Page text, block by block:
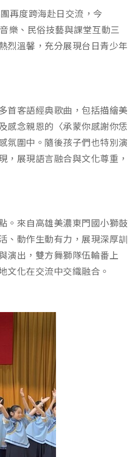
再度跨海赴日交流，今
樂、民俗技藝與課堂互動三
烈溫馨，充分展現台日青少年
首客語經典歌曲，包括描繪美
感念親恩的〈承蒙你感謝你恁
氛圍中。隨後孩子們也特別演
，展現語言融合與文化尊重，
。來自高雄美濃東門國小獅鼓
、動作生動有力，展現深厚訓
演出，雙方舞獅隊伍輪番上
文化在交流中交織融合。